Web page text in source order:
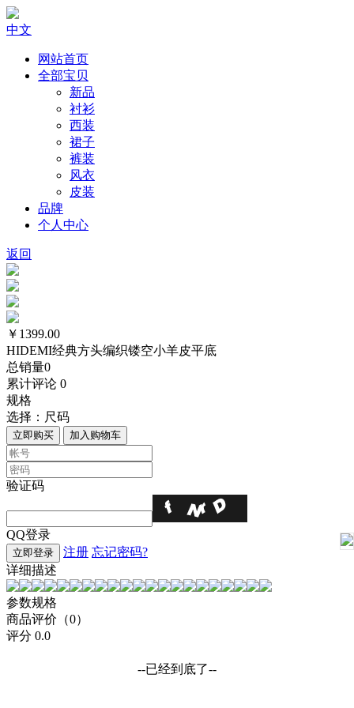
中文
网站首页
全部宝贝
新品
衬衫
西装
裙子
裤装
风衣
皮装
品牌
个人中心
返回
￥1399.00
HIDEMI经典方头编织镂空小羊皮平底
总销量0
累计评论 0
规格
选择： 尺码
立即购买 加入购物车
验证码
QQ登录
立即登录 注册 忘记密码?
详细描述
参数规格
商品评价（0）
评分 0.0
--已经到底了--